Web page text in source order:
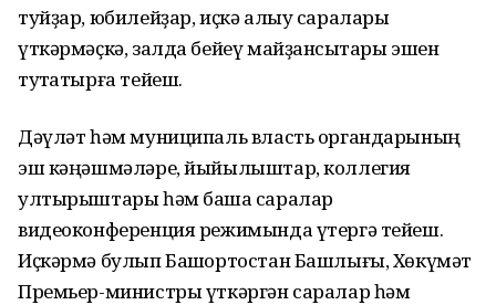
туйҙар, юбилейҙар, иҫкә алыу саралары
үткәрмәҫкә, залда бейеү майҙансыҡтары эшен
туҡтатырға тейеш.
Дәүләт һәм муниципаль власть органдарының
эш кәңәшмәләре, йыйылыштар, коллегия
ултырыштары һәм башҡа саралар
видеоконференция режимында үтергә тейеш.
Иҫкәрмә булып Башҡортостан Башлығы, Хөкүмәт
Премьер-министры үткәргән саралар һәм